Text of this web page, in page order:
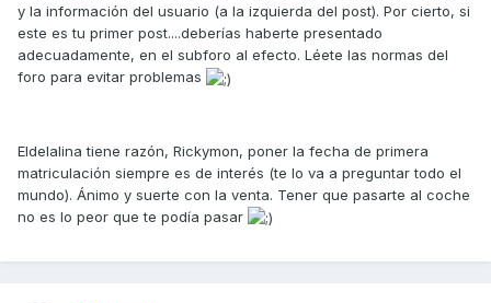
y la información del usuario (a la izquierda del post). Por cierto, si
este es tu primer post....deberías haberte presentado
adecuadamente, en el subforo al efecto. Léete las normas del
foro para evitar problemas
Eldelalina tiene razón, Rickymon, poner la fecha de primera
matriculación siempre es de interés (te lo va a preguntar todo el
mundo). Ánimo y suerte con la venta. Tener que pasarte al coche
no es lo peor que te podía pasar